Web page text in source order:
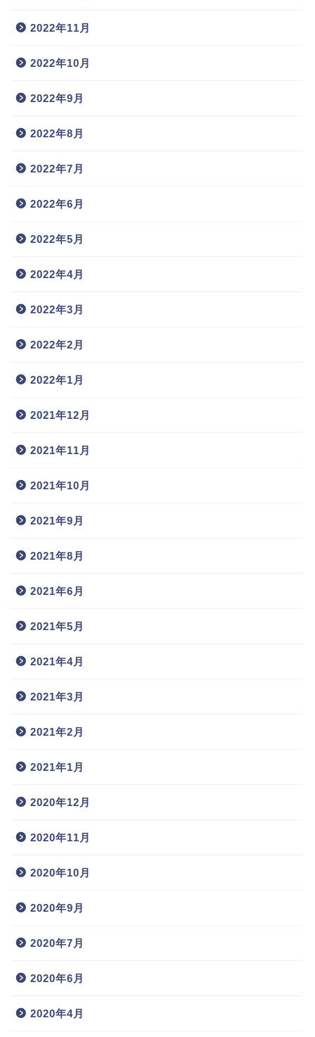
2022年11月
2022年10月
2022年9月
2022年8月
2022年7月
2022年6月
2022年5月
2022年4月
2022年3月
2022年2月
2022年1月
2021年12月
2021年11月
2021年10月
2021年9月
2021年8月
2021年6月
2021年5月
2021年4月
2021年3月
2021年2月
2021年1月
2020年12月
2020年11月
2020年10月
2020年9月
2020年7月
2020年6月
2020年4月